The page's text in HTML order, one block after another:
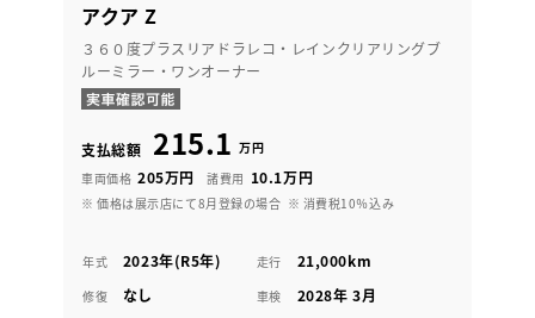
アクア Z
３６０度プラスリアドラレコ・レインクリアリングブ
ルーミラー・ワンオーナー
支払総額 215.1 万円
車両価格 205万円 諸費用 10.1万円
※ 価格は展示店にて8月登録の場合 ※ 消費税10％込み
年式 2023年(R5年) 走行 21,000km
修復 なし 車検 2028年 3月